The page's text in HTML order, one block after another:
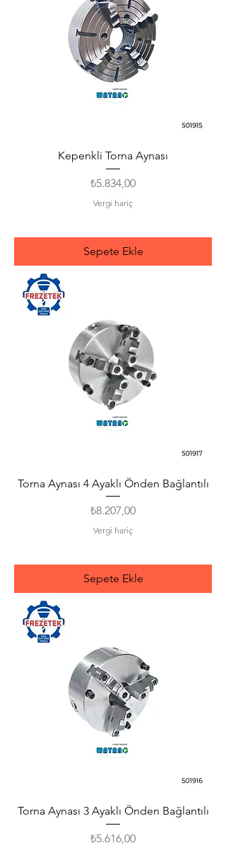
Kepenkli Torna Aynası
Fiyat
₺5.834,00
Vergi hariç
Sepete Ekle
Torna Aynası 4 Ayaklı Önden Bağlantılı
Fiyat
₺8.207,00
Vergi hariç
Sepete Ekle
Torna Aynası 3 Ayaklı Önden Bağlantılı
Fiyat
₺5.616,00